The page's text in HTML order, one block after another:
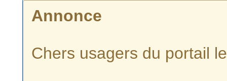
Annonce
Chers usagers du portail